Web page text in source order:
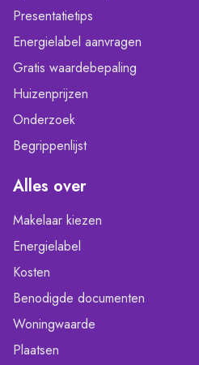
Presentatietips
Energielabel aanvragen
Gratis waardebepaling
Huizenprijzen
Onderzoek
Begrippenlijst
Alles over
Makelaar kiezen
Energielabel
Kosten
Benodigde documenten
Woningwaarde
Plaatsen